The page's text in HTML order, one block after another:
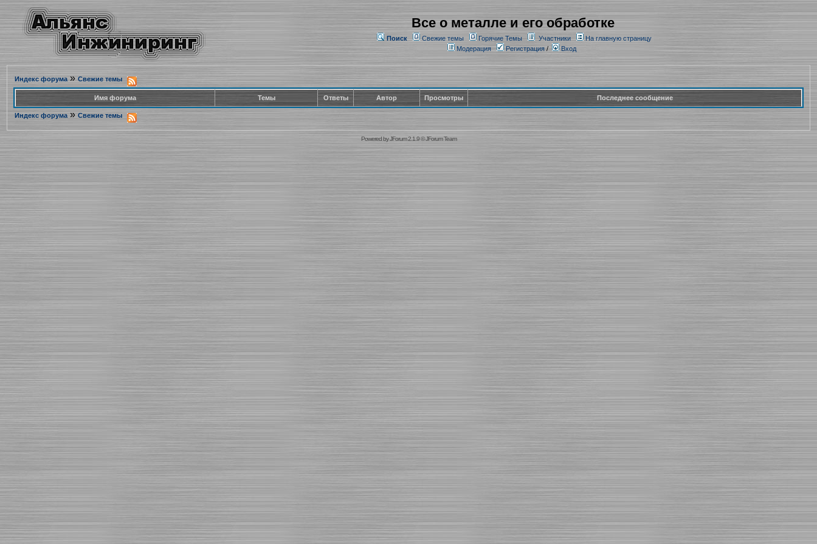
Все о металле и его обработке
Поиск Свежие темы Горячие Темы Участники
На главную страницу
Модерация
Регистрация/ Вход
Индекс форума» Свежие темы
Имя форума Темы Ответы Автор Просмотры Последнее сообщение
Индекс форума » Свежие темы
Powered byJForum 2.1.9©JForum Team